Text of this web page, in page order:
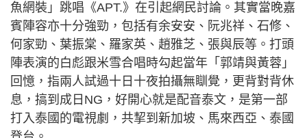
魚網裝」跳唱《APT.》在引起網民討論。其實當晚嘉
賓陣容亦十分強勁，包括有余安安、阮兆祥、石修、
何家勁、葉振棠、羅家英、趙雅芝、張與辰等。打頭
陣表演的白彪跟米雪合唱時勾起當年「郭靖與黃蓉」
回憶，指兩人試過十日十夜拍攝無瞓覺，更背對背休
息，搞到成日NG，好開心就是配音泰文，是第一部
打入泰國的電視劇，共挈到新加坡、馬來西亞、泰國